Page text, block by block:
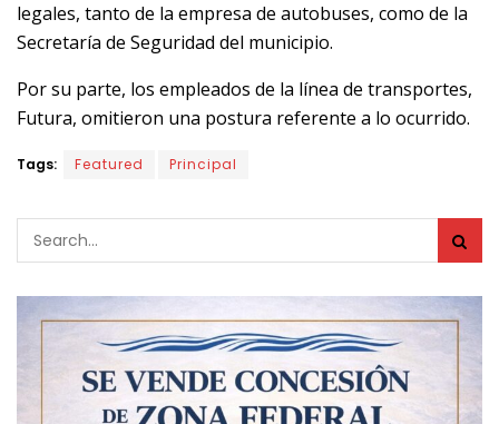
legales, tanto de la empresa de autobuses, como de la
Secretaría de Seguridad del municipio.
Por su parte, los empleados de la línea de transportes,
Futura, omitieron una postura referente a lo ocurrido.
Tags: Featured Principal